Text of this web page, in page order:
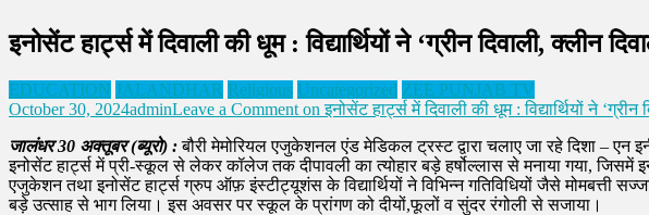
इनोसेंट हार्ट्स में दिवाली की धूम : विद्यार्थियों ने ‘ग्रीन दिवाली, क्लीन
EDUCATION JALANDHAR Religious Uncategorized ZEE PUNJAB TV
October 30, 2024adminLeave a Comment on इनोसेंट हार्ट्स में दिवाली की धूम : विद्यार्थियों ने
जालंधर 30 अक्तूबर (ब्यूरो) :बौरी मेमोरियल एजुकेशनल एंड मेडिकल ट्रस्ट द्वारा चलाए जा रहे दिशा – एन
इनोसेंट हार्ट्स में प्री-स्कूल से लेकर कॉलेज तक दीपावली का त्योहार बड़े हर्षोल्लास से मनाया गया,
एजुकेशन तथा इनोसेंट हार्ट्स ग्रुप ऑफ़ इंस्टीट्यूशंस के विद्यार्थियों ने विभिन्न गतिविधियों जैसे मोमबत्ती
बड़े उत्साह से भाग लिया। इस अवसर पर स्कूल के प्रांगण को दीयों,फूलों व सुंदर रंगोली से सजाया।